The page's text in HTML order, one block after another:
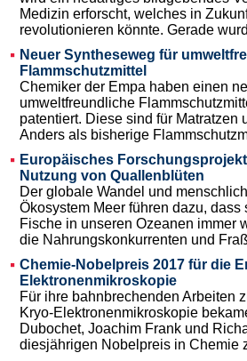
Medizin erforscht, welches in
revolutionieren könnte. Gerade
Neuer Syntheseweg für
Flammschutzmittel
Chemiker der Empa haben einen
umweltfreundliche
patentiert. Diese sind für Matratzen
Anders als bisherige
Europäisches
Nutzung von Quallenblüten
Der globale Wandel und
Ökosystem Meer führen dazu, dass
Fische in unseren Ozeanen immer
die Nahrungskonkurrenten und
Chemie-Nobelpreis 2017 für die
Elektronenmikroskopie
Für ihre bahnbrechenden Arbeiten
Kryo-Elektronenmikroskopie
Dubochet, Joachim Frank und
diesjährigen Nobelpreis in Chemie